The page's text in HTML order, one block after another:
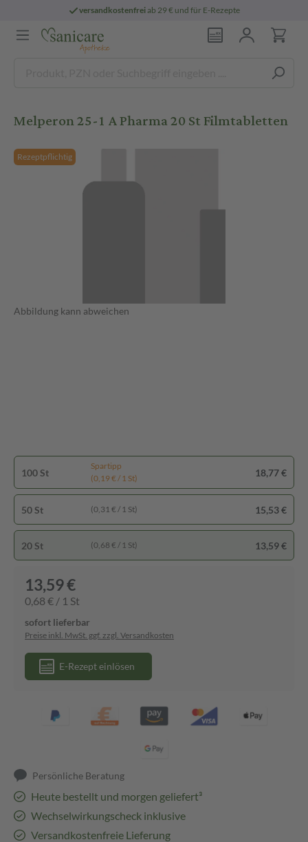
versandkostenfreiab 29 € und für E-Rezepte
Melperon 25-1 A Pharma 20 St Filmtabletten
Rezeptpflichtig
Abbildung kann abweichen
100 St
Spartipp
(0,19 € / 1 St)
18,77 €
50 St (0,31 € / 1 St) 15,53 €
20 St (0,68 € / 1 St) 13,59 €
13,59 €
0,68 € / 1 St
sofort lieferbar
Preise inkl. MwSt. ggf. zzgl. Versandkosten
E-Rezept einlösen
Persönliche Beratung
Heute bestellt und morgen geliefert³
Wechselwirkungscheck inklusive
Versandkostenfreie Lieferung